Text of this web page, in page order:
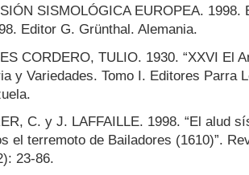
SISMOLÓGICA EUROPEA.
Editor G. Grünthal. Alemania.
CORDERO, TULIO. 1930. “XXVI El
y Variedades. Tomo I. Editores Parra
C. y J. LAFFAILLE. 1998. “El alud
el terremoto de Bailadores (1610)”.
23-86.